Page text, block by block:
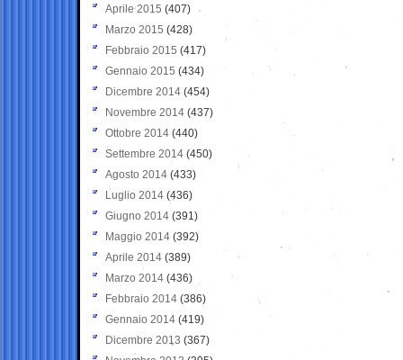
Aprile 2015 (407)
Marzo 2015 (428)
Febbraio 2015 (417)
Gennaio 2015 (434)
Dicembre 2014 (454)
Novembre 2014 (437)
Ottobre 2014 (440)
Settembre 2014 (450)
Agosto 2014 (433)
Luglio 2014 (436)
Giugno 2014 (391)
Maggio 2014 (392)
Aprile 2014 (389)
Marzo 2014 (436)
Febbraio 2014 (386)
Gennaio 2014 (419)
Dicembre 2013 (367)